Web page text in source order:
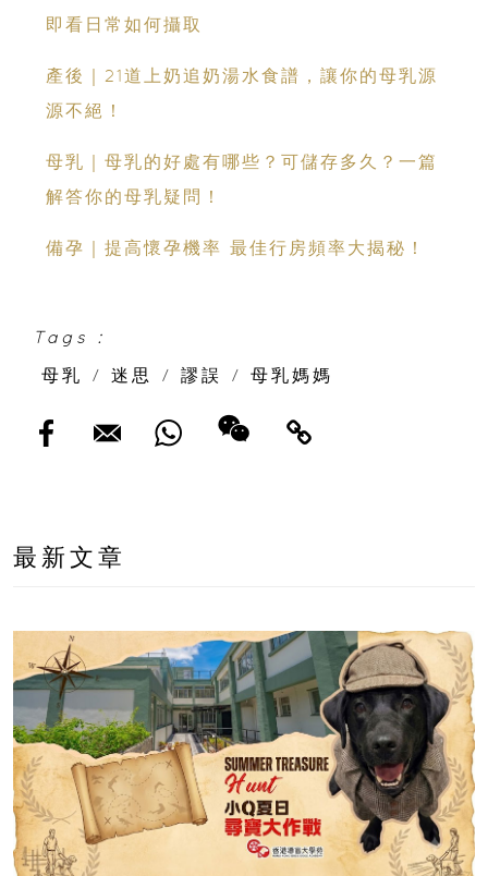
即看日常如何攝取
產後｜21道上奶追奶湯水食譜，讓你的母乳源
源不絕！
母乳｜母乳的好處有哪些？可儲存多久？一篇
解答你的母乳疑問！
備孕｜提高懷孕機率 最佳行房頻率大揭秘！
Tags :
母乳
/ 迷思 / 謬誤 / 母乳媽媽
最新文章